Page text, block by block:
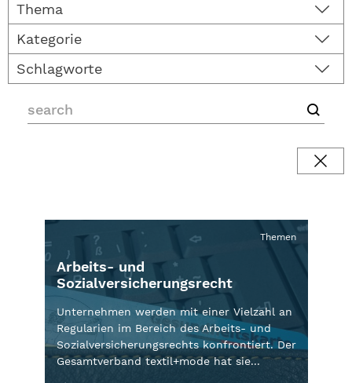
Thema
Kategorie
Schlagworte
Themen
Arbeits- und
Sozialversicherungsrecht
Unternehmen werden mit einer Vielzahl an
Regularien im Bereich des Arbeits- und
Sozialversicherungsrechts konfrontiert. Der
Gesamtverband textil+mode hat sie...